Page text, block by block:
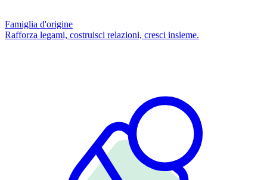
Famiglia d'origine
Rafforza legami, costruisci relazioni, cresci insieme.